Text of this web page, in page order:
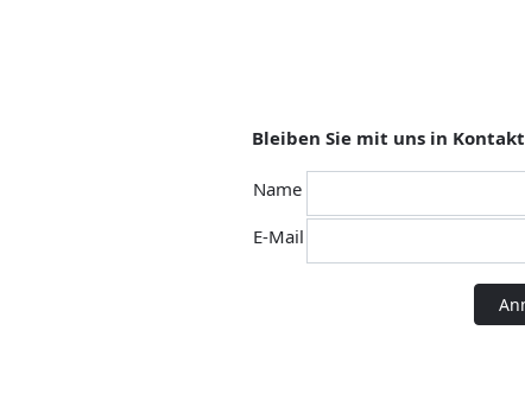
Bleiben Sie mit uns in Kontakt
Name
E-Mail